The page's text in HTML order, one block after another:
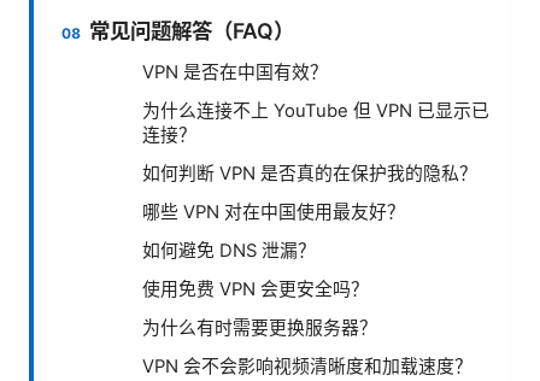
常见问题解答（FAQ）
VPN 是否在中国有效？
为什么连接不上 YouTube 但 VPN 已显示已
连接？
如何判断 VPN 是否真的在保护我的隐私？
哪些 VPN 对在中国使用最友好？
如何避免 DNS 泄漏？
使用免费 VPN 会更安全吗？
为什么有时需要更换服务器？
VPN 会不会影响视频清晰度和加载速度？